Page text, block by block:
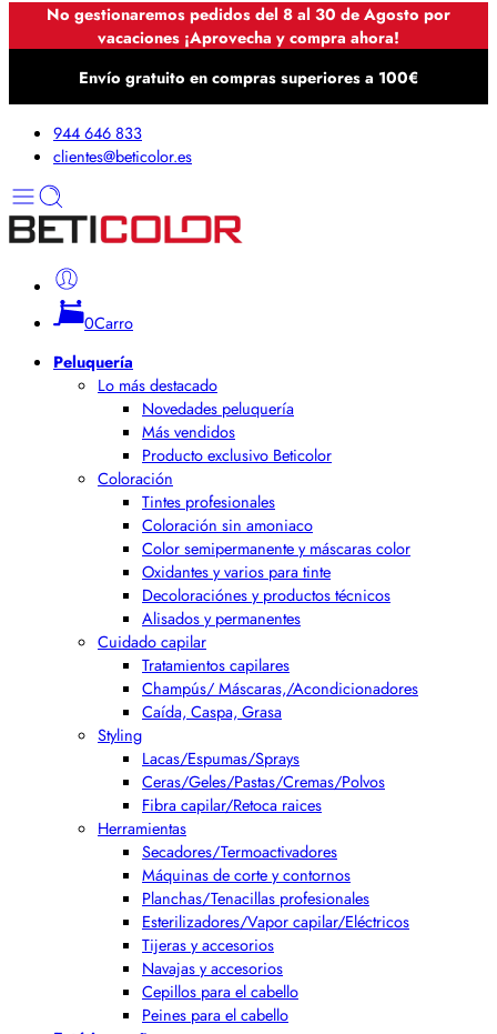
No gestionaremos pedidos del 8 al 30 de Agosto por
vacaciones ¡Aprovecha y compra ahora!
Envío gratuito en compras superiores a 100€
944 646 833
clientes@beticolor.es
0Carro
Peluquería
Lo más destacado
Novedades peluquería
Más vendidos
Producto exclusivo Beticolor
Coloración
Tintes profesionales
Coloración sin amoniaco
Color semipermanente y máscaras color
Oxidantes y varios para tinte
Decoloraciónes y productos técnicos
Alisados y permanentes
Cuidado capilar
Tratamientos capilares
Champús/ Máscaras,/Acondicionadores
Caída, Caspa, Grasa
Styling
Lacas/Espumas/Sprays
Ceras/Geles/Pastas/Cremas/Polvos
Fibra capilar/Retoca raices
Herramientas
Secadores/Termoactivadores
Máquinas de corte y contornos
Planchas/Tenacillas profesionales
Esterilizadores/Vapor capilar/Eléctricos
Tijeras y accesorios
Navajas y accesorios
Cepillos para el cabello
Peines para el cabello